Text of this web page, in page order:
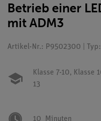
Betrieb einer
mit ADM3
Artikel-Nr.: P9502300 |
Klasse 7-10, Klasse
13
10 Minuten